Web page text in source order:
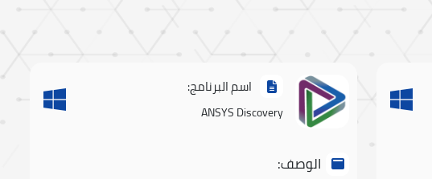
اسم البرنامج:
ANSYS Discovery
الوصف: